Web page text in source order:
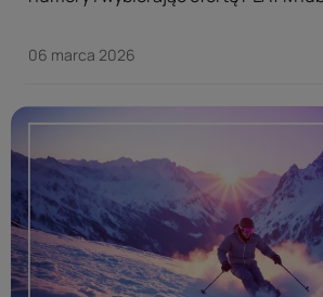
Oferta dostępna jest dla osób
PLAY M, zapłacą 70 zł za pierwszy...
06 marca 2026